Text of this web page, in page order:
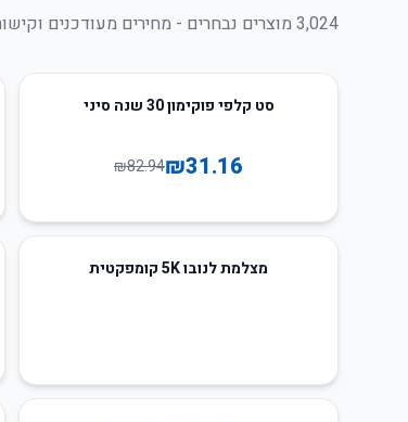
3,024 מוצרים נבחרים - מחירים מעודכנים
סט קלפי פוקימון 30 שנה סיני
₪31.16
₪82.94
מצלמת לנובו 5K קומפקטית